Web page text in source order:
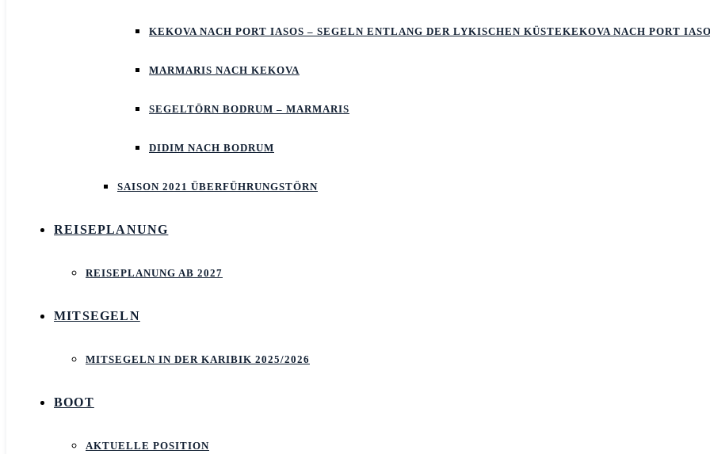
KEKOVA NACH PORT IASOS – SEGELN ENTLANG DER LYKISCHEN KÜSTEKEKOVA NACH PORT
MARMARIS NACH KEKOVA
SEGELTÖRN BODRUM – MARMARIS
DIDIM NACH BODRUM
SAISON 2021 ÜBERFÜHRUNGSTÖRN
REISEPLANUNG
REISEPLANUNG AB 2027
MITSEGELN
MITSEGELN IN DER KARIBIK 2025/2026
BOOT
AKTUELLE POSITION